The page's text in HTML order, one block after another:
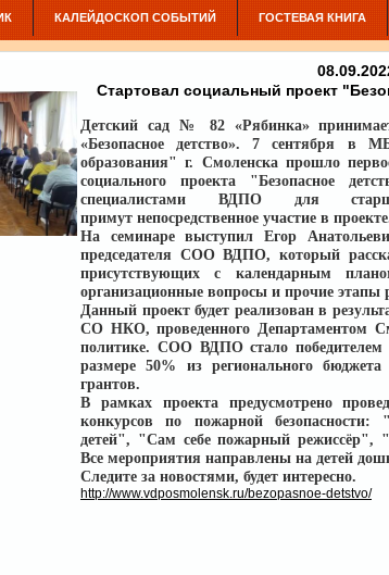
КАЛЕЙДОСКОП СОБЫТИЙ ГОСТЕВАЯ КНИГА
Стартовал социальный проект
Детский сад № 82 «Рябинка»
«Безопасное детство». 7 сентября в
образования" г. Смоленска прошло
социального проекта "Безопасное
специалистами ВДПО для
примут непосредственное участие в
На семинаре выступил Егор
председателя СОО ВДПО, который
присутствующих с календарным
организационные вопросы и прочие этапы
Данный проект будет реализован в
СО НКО, проведенного Департаментом
политике. СОО ВДПО стало победителем
размере 50% из регионального
грантов.
В рамках проекта предусмотрено
конкурсов по пожарной безопасности:
детей", "Сам себе пожарный режиссёр",
Все мероприятия направлены на детей
Следите за новостями, будет интересно.
http://www.vdposmolensk.ru/bezopasnoe-detstvo/